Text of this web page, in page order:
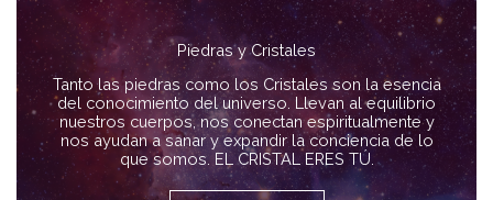
Piedras y Cristales
Tanto las piedras como los Cristales son la esencia
del conocimiento del universo. Llevan al equilibrio
nuestros cuerpos, nos conectan espiritualmente y
nos ayudan a sanar y expandir la conciencia de lo
que somos. EL CRISTAL ERES TÚ.